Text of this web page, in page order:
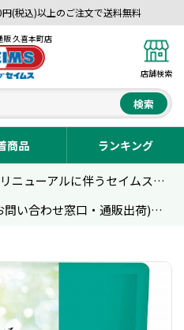
(税込)以上のご注文で送料無料
販 久喜本町店
店舗検索
検索
商品 ランキング
【重要】サイトリニューアルに伴うセイムス通販のご利用について
夏季休業期間(お問い合わせ窓口・通販出荷)のお知らせ